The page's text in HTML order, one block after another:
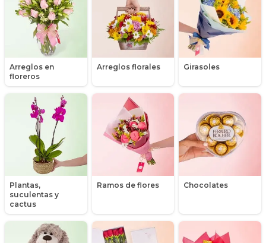
Arreglos en
floreros
Arreglos florales Girasoles
Plantas,
suculentas y
cactus
Ramos de flores Chocolates
Gerberas
Girasoles
Globos
Graduación
Hipericum
Libros
Liliums
Mensajes